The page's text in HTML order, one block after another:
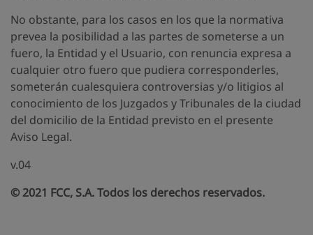
No obstante, para los casos en los que la normativa
prevea la posibilidad a las partes de someterse a un
fuero, la Entidad y el Usuario, con renuncia expresa a
cualquier otro fuero que pudiera corresponderles,
someterán cualesquiera controversias y/o litigios al
conocimiento de los Juzgados y Tribunales de la ciudad
del domicilio de la Entidad previsto en el presente
Aviso Legal.
v.04
© 2021 FCC, S.A. Todos los derechos reservados.